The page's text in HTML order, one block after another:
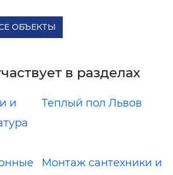
ОБЪЕКТЫ
в разделах
и
Теплый пол Львов
Монтаж сантехники и